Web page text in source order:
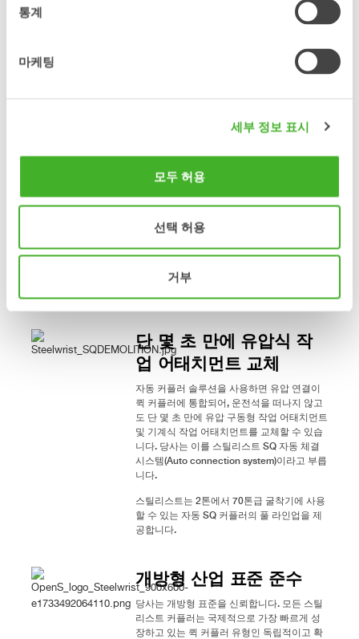
통계
마케팅
세부 정보 표시
모두 허용
선택 허용
거부
러에는 LockSense, Front Pin Lock 또는
Front Pin Hook이 장착되어 있으며, 이는 장
형의 굴착기에서 작동하는 장비 독립형안전
입니다. 모든 솔루션은 EN474 및
ISO13031과 같은 국제 안전 규정을 준수합니
의 초석입니다. 는 시장에서 대칭형 커플러 전
체를 강철 주조로 제작하는 유일한 제조업체
입니다.
용접이 없고 넓은 핀 접촉면과 최적화된 재료
사용을 통해 매우 컴팩트하고 견고한 커플러
사이에서 타의 추종을 불허하는 관계를 가집
단 몇 초 만에 유압식 작
업 어태치먼트 교체
자동 커플러 솔루션을 사용하면 유압 연결이
퀵 커플러에 통합되어, 운전석을 떠나지 않고
도 단 몇 초 만에 유압 구동형 작업 어태치먼트
및 기계식 작업 어태치먼트를 교체할 수 있습
니다. 당사는 이를 스틸리스트 SQ 자동 체결
시스템(Auto connection system)이라고 부릅
니다.
스틸리스트는 2톤에서 70톤급 굴착기에 사용
할 수 있는 자동 SQ 커플러의 풀 라인업을 제
공합니다.
개방형 산업 표준 준수
당사는 개방형 표준을 신뢰합니다. 모든 스틸
리스트 커플러는 국제적으로 가장 빠르게 성
장하고 있는 퀵 커플러 유형인 독립적이고 확